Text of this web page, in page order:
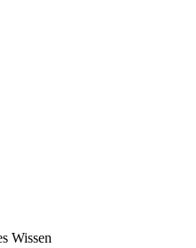
Wissen